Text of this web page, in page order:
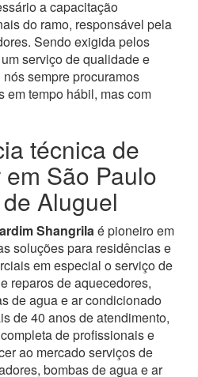
a capacitação
do ramo, responsável pela
Sendo exigida pelos
serviço de qualidade e
sempre procuramos
em tempo hábil, mas com
técnica de
São Paulo
Aluguel
Shangrilaé pioneiro em
soluções para residências e
em especial o serviço de
reparos de aquecedores,
de agua e ar condicionado
de 40 anos de atendimento,
de profissionais e
ao mercado serviços de
bombas de agua e ar